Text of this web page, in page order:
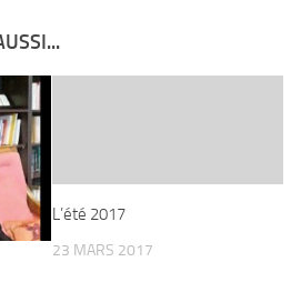
L’été 2017
23 MARS 2017